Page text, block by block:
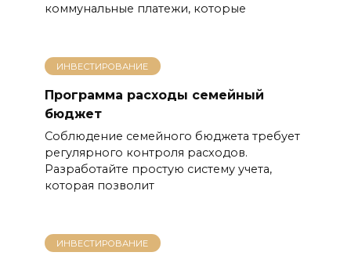
коммунальные платежи, которые
ИНВЕСТИРОВАНИЕ
Программа расходы семейный
бюджет
Соблюдение семейного бюджета требует
регулярного контроля расходов.
Разработайте простую систему учета,
которая позволит
ИНВЕСТИРОВАНИЕ